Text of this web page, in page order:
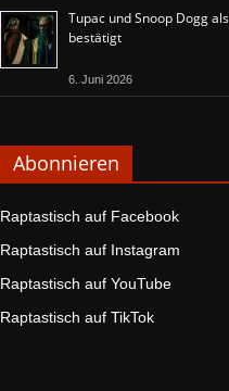
Tupac und Snoop Dogg
bestätigt
6. Juni 2026
Abonnieren
Raptastisch auf Facebook
Raptastisch auf Instagram
Raptastisch auf YouTube
Raptastisch auf TikTok